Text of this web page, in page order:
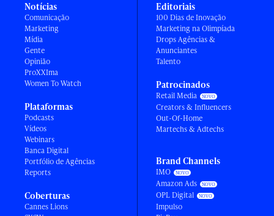
Notícias
Comunicação
Marketing
Mídia
Gente
Opinião
ProXXIma
Women To Watch
Plataformas
Podcasts
Vídeos
Webinars
Banca Digital
Portfólio de Agências
Reports
Coberturas
Cannes Lions
Editoriais
100 Dias de Inovação
Marketing na Olimpíada
Drops Agências &
Anunciantes
Talento
Patrocinados
Retail Media
Creators & Influencers
Out-Of-Home
Martechs & Adtechs
Brand Channels
IMO
Amazon Ads
OPL Digital
Impulso